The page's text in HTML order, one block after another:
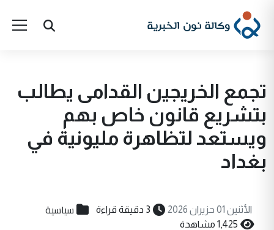
تجمع الخريجين القدامى يطالب
بتشريع قانون خاص بهم
ويستعد لتظاهرة مليونية في
بغداد
الأثنين 01 حزيران 2026 3 دقيقة قراءة سياسية
1,425 مشاهدة